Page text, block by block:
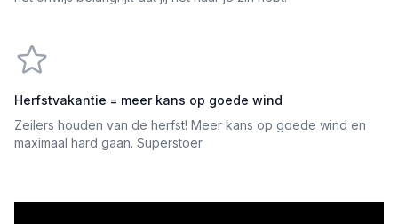
Herfstvakantie = meer kans op goede wind
Zeilers houden van de herfst! Meer kans op goede wind en
maximaal hard gaan. Superstoer